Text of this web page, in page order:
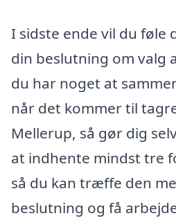
I sidste ende vil du føle
din beslutning om valg
du har noget at
når det kommer til
Mellerup, så gør dig
at indhente mindst tre
så du kan træffe den
beslutning og få